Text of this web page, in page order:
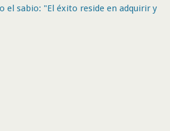
el sabio: "El éxito reside en adquirir y